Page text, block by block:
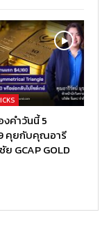
คำวันนี้ 5
คุยกับคุณอารี
GCAP GOLD